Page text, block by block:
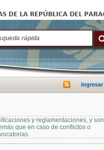
Ingresar
y reglamentaciones, y son
que en caso de conflictos o